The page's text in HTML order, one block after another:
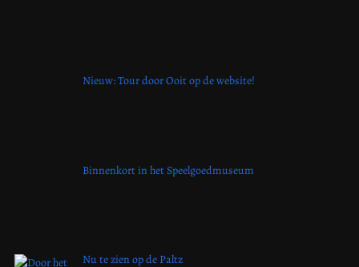
Nieuw: Tour door Ooit op de website!
Binnenkort in het Speelgoedmuseum
Nu te zien op de Paltz